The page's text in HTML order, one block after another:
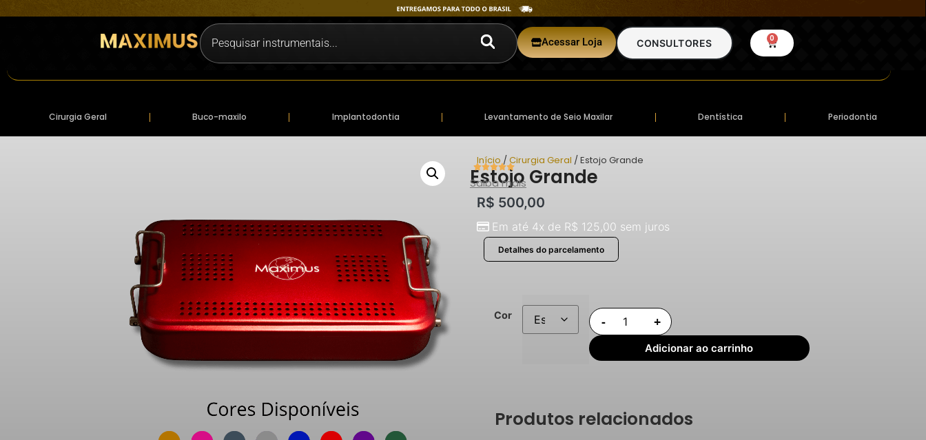
Acessar Loja CONSULTORES 0
Cirurgia Geral Buco-maxilo Implantodontia Levantamento de Seio Maxilar Dentística Periodontia
Início/Cirurgia Geral / Estojo Grande
Estojo Grande
Saiba mais
R$ 500,00
Em até 4x de R$ 125,00 sem juros
Detalhes do parcelamento
Cor
Adicionar ao carrinho
Produtos relacionados